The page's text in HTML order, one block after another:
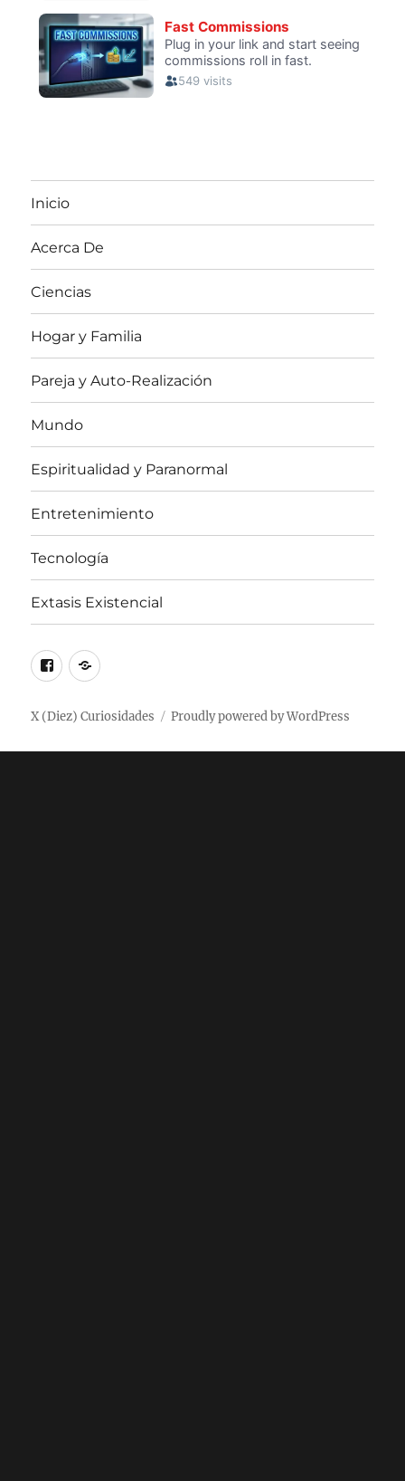
Inicio
Acerca De
Ciencias
Hogar y Familia
Pareja y Auto-Realización
Mundo
Espiritualidad y Paranormal
Entretenimiento
Tecnología
Extasis Existencial
Facebook
X
Twitter
X (Diez) Curiosidades Proudly powered by WordPress